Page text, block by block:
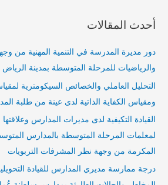
أحدث المقالات
دور مديرة المدرسة في التنمية المهنية من
والرياضيات للمرحلة المتوسطة بمدينة الرياض
التحليل العاملي والخصائص السيكومترية
ومقياس الكفاية الذاتية لدى عينة من طلبة
القيادة التكيفية لدى مديرات المدارس وعلاقتها
لمعلمات المرحلة المتوسطة بالمدارس
المكرمة من وجهة نظر المشرفات التربويات
درجة ممارسة مديري المدارس للقيادة